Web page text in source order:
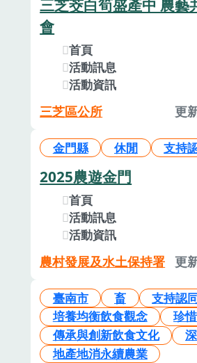
三芝茭白筍盛產中 農藝
會
首頁
活動訊息
活動資訊
三芝區公所 更
金門縣 休閒 支持
2025農遊金門
首頁
活動訊息
活動資訊
農村發展及水土保持署 更
臺南市 畜
支持認
培養均衡飲食觀念
珍
傳承與創新飲食文化
地產地消永續農業